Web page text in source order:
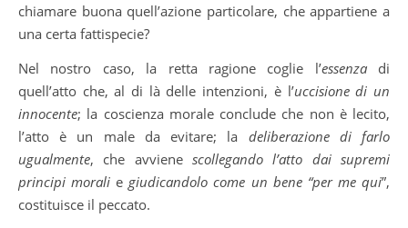
chiamare buona quell’azione particolare, che appartiene a
una certa fattispecie?
Nel nostro caso, la retta ragione coglie l’essenzadi
quell’atto che, al di là delle intenzioni, è l’uccisione di un
innocente; la coscienza morale conclude che non è lecito,
l’atto è un male da evitare; la deliberazione di farlo
ugualmente, che avviene scollegando l’atto dai supremi
principi morali e giudicandolo come un bene “per me qui”,
costituisce il peccato.